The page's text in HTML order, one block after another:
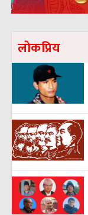
लाेकप्रिय